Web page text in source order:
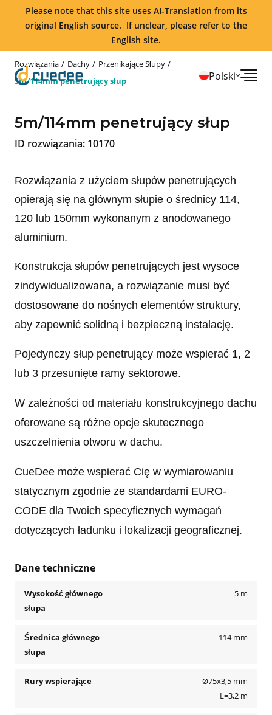
Please note that this site uses AI-Translation from its
original English source. If unclear, please refer to the
English site.
Polski
Rozwiązania Dachy
Przenikające Słupy
5m/114mm penetrujący słup
5m/114mm penetrujący słup
ID rozwiązania: 10170
Rozwiązania z użyciem słupów penetrujących
opierają się na głównym słupie o średnicy 114,
120 lub 150mm wykonanym z anodowanego
aluminium.
Konstrukcja słupów penetrujących jest wysoce
zindywidualizowana, a rozwiązanie musi być
dostosowane do nośnych elementów struktury,
aby zapewnić solidną i bezpieczną instalację.
Pojedynczy słup penetrujący może wspierać 1, 2
lub 3 przesunięte ramy sektorowe.
W zależności od materiału konstrukcyjnego dachu
oferowane są różne opcje skutecznego
uszczelnienia otworu w dachu.
CueDee może wspierać Cię w wymiarowaniu
statycznym zgodnie ze standardami EURO-
CODE dla Twoich specyficznych wymagań
dotyczących ładunku i lokalizacji geograficznej.
Dane techniczne
Wysokość głównego
słupa
5 m
Średnica głównego
słupa
114 mm
Rury wspierające
Ø75x3,5 mm
L=3,2 m